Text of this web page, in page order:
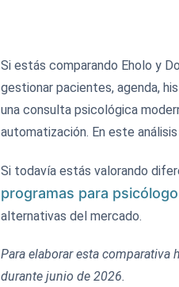
Si estás comparando Eholo y
gestionar pacientes, agenda,
una consulta psicológica
automatización. En este
Si todavía estás valorando
programas para
alternativas del mercado.
Para elaborar esta
durante junio de 2026.